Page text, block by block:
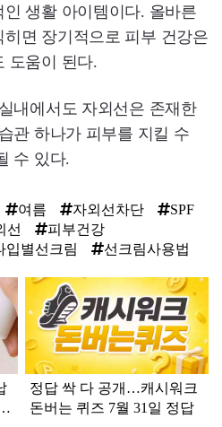
생활 아이템이다. 올바른
면 장기적으로 피부 건강은
도움이 된다.
내에서도 자외선은 존재한
관 하나가 피부를 지킬 수
수 있다.
여름 자외선차단
SPF
선
피부건강
입별선크림 선크림사용법
정답 싹 다 공개…캐시워크
돈버는 퀴즈 7월 31일 정답